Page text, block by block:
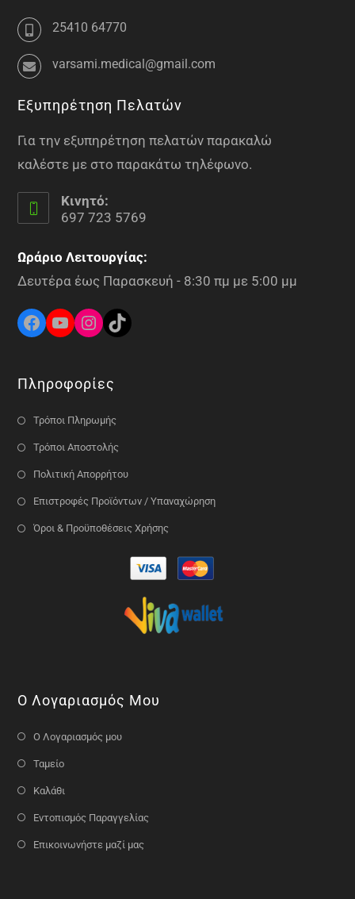
25410 64770
varsami.medical@gmail.com
Εξυπηρέτηση Πελατών
Για την εξυπηρέτηση πελατών παρακαλώ
καλέστε με στο παρακάτω τηλέφωνο.
Κινητό:
697 723 5769
Ωράριο Λειτουργίας:
Δευτέρα έως Παρασκευή - 8:30 πμ με 5:00 μμ
Πληροφορίες
Τρόποι Πληρωμής
Τρόποι Αποστολής
Πολιτική Απορρήτου
Επιστροφές Προϊόντων / Υπαναχώρηση
Όροι & Προϋποθέσεις Χρήσης
Ο Λογαριασμός Μου
Ο Λογαριασμός μου
Ταμείο
Καλάθι
Εντοπισμός Παραγγελίας
Επικοινωνήστε μαζί μας